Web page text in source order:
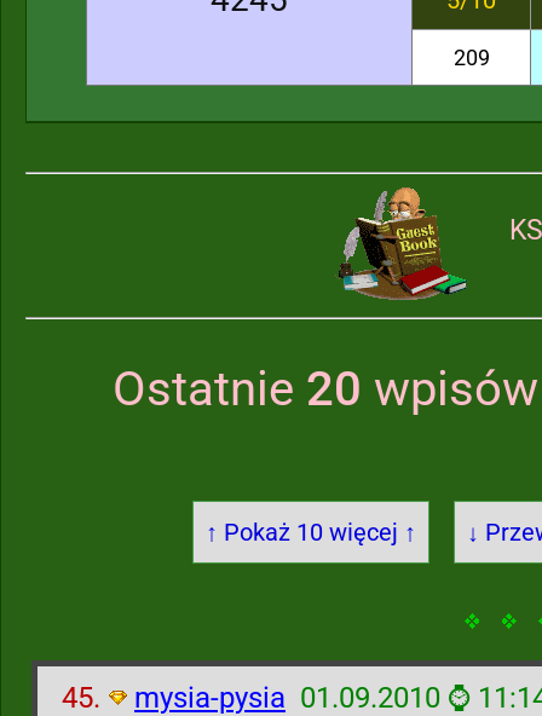
209
Ostatnie 20
↑ Pokaż 10 więcej ↑ ↓
45. mysia-pysia 01.09.2010 ⌚